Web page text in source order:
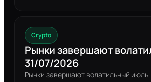
Crypto
Рынки завершают
31/07/2026
Рынки завершают волатильный июль